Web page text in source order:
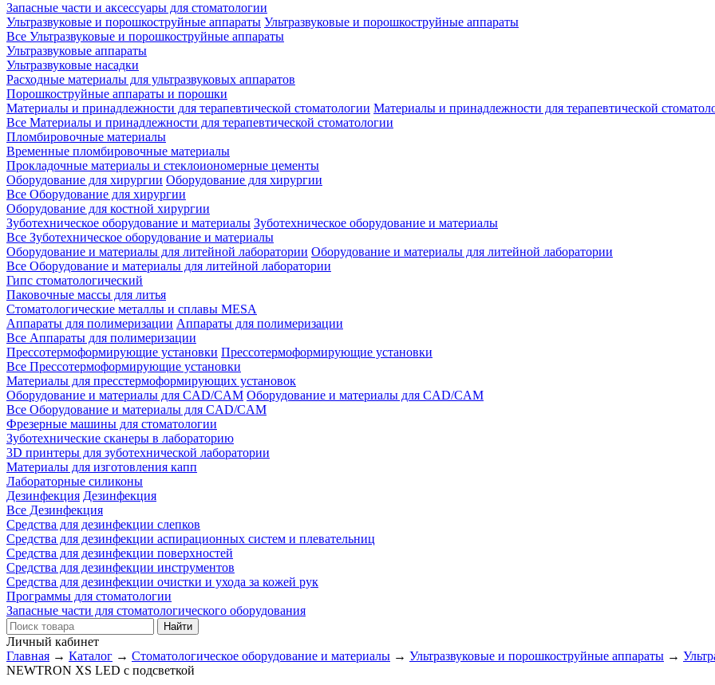
Запасные части и аксессуары для стоматологии
Ультразвуковые и порошкоструйные аппараты Ультразвуковые и порошкоструйные аппараты
Все Ультразвуковые и порошкоструйные аппараты
Ультразвуковые аппараты
Ультразвуковые насадки
Расходные материалы для ультразвуковых аппаратов
Порошкоструйные аппараты и порошки
Материалы и принадлежности для терапевтической стоматологии Материалы и принадлежности для терапевтической
Все Материалы и принадлежности для терапевтической стоматологии
Пломбировочные материалы
Временные пломбировочные материалы
Прокладочные материалы и стеклоиономерные цементы
Оборудование для хирургии Оборудование для хирургии
Все Оборудование для хирургии
Оборудование для костной хирургии
Зуботехническое оборудование и материалы Зуботехническое оборудование и материалы
Все Зуботехническое оборудование и материалы
Оборудование и материалы для литейной лаборатории Оборудование и материалы для литейной лаборатории
Все Оборудование и материалы для литейной лаборатории
Гипс стоматологический
Паковочные массы для литья
Стоматологические металлы и сплавы MESA
Аппараты для полимеризации Аппараты для полимеризации
Все Аппараты для полимеризации
Прессотермоформирующие установки Прессотермоформирующие установки
Все Прессотермоформирующие установки
Материалы для пресстермоформирующих установок
Оборудование и материалы для CAD/CAM Оборудование и материалы для CAD/CAM
Все Оборудование и материалы для CAD/CAM
Фрезерные машины для стоматологии
Зуботехнические сканеры в лабораторию
3D принтеры для зуботехнической лаборатории
Материалы для изготовления капп
Лабораторные силиконы
Дезинфекция Дезинфекция
Все Дезинфекция
Средства для дезинфекции слепков
Средства для дезинфекции аспирационных систем и плевательниц
Средства для дезинфекции поверхностей
Средства для дезинфекции инструментов
Средства для дезинфекции очистки и ухода за кожей рук
Программы для стоматологии
Запасные части для стоматологического оборудования
Личный кабинет
Главная → Каталог → Стоматологическое оборудование и материалы → Ультразвуковые и порошкоструйные аппараты →
NEWTRON XS LED с подсветкой